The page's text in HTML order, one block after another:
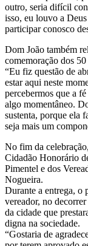
outro, seria difícil
isso, eu louvo a
participar conosco
Dom João também
comemoração dos
“Eu fiz questão de
estar aqui neste
percebermos que a
algo momentâneo.
sustenta, porque ela
seja mais um
No fim da
Cidadão Honorário
Pimentel e dos
Nogueira.
Durante a entrega, o
vereador, no
da cidade que
digna na sociedade.
“Gostaria de